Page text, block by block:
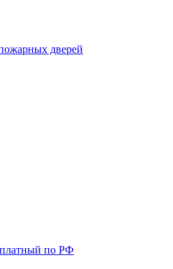
дверей
по РФ